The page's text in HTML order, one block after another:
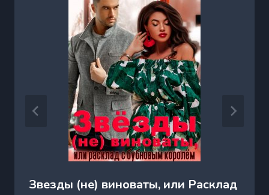
Звезды (не) виноваты, или Расклад